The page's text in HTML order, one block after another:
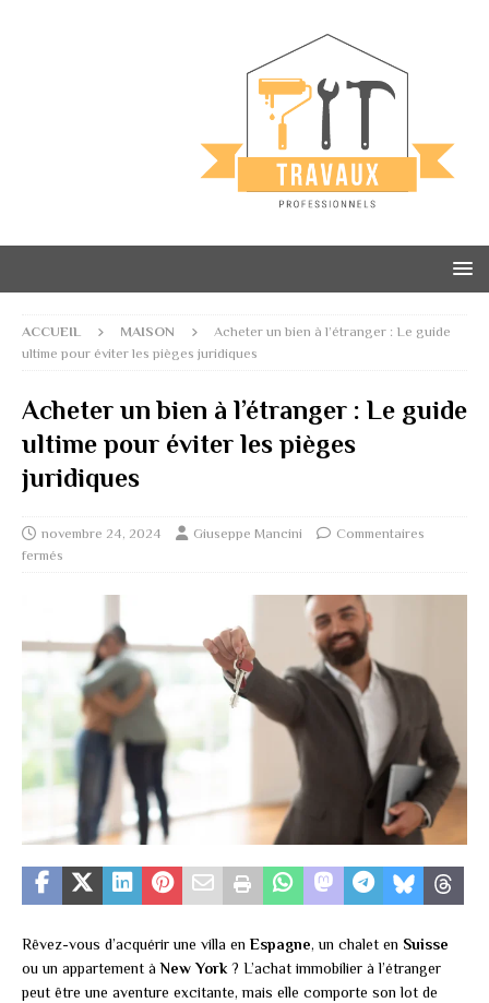
ACCUEIL MAISON
Acheter un bien à l’étranger : Le guide
ultime pour éviter les pièges juridiques
Acheter un bien à l’étranger : Le guide
ultime pour éviter les pièges
juridiques
novembre 24, 2024 Giuseppe Mancini
Commentaires
fermés
Rêvez-vous d’acquérir une villa en Espagne, un chalet en Suisse
ou un appartement àNew York? L’achat immobilier à l’étranger
peut être une aventure excitante, mais elle comporte son lot de